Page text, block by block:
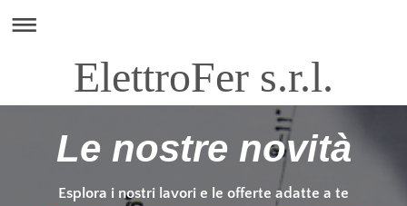
ElettroFer s.r.l.
Le nostre novità
Esplora i nostri lavori e le offerte adatte a te